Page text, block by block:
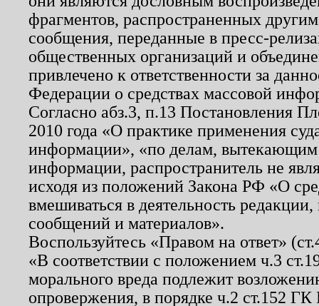
фрагментов, распространенных
сообщения, переданные в пресс-
общественных организаций и
привлечено к ответственности за
Федерации о средствах массовой
Согласно абз.3, п.13 Постановления
2010 года «О практике применения
информации», «по делам, вытекающим
информации, распространитель не
исходя из положений Закона РФ «О
вмешиваться в деятельность
сообщений и материалов».
Воспользуйтесь «Правом на ответ»
«В соответствии с положением ч.3
морального вреда подлежит
опровержения, в порядке ч.2 ст.152